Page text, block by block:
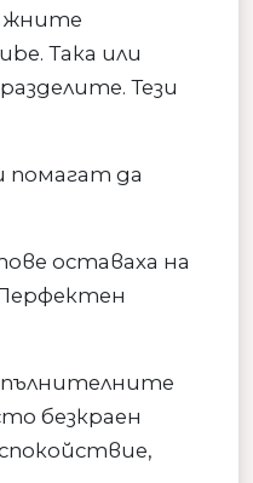
Така или
Тези
помагат да
оставаха на
безкраен